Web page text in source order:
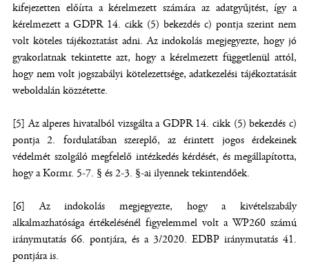
kifejezetten előírta a kérelmezett számára az adatgyűjtést, így a
kérelmezett a GDPR 14. cikk (5) bekezdés c) pontja szerint nem
volt köteles tájékoztatást adni. Az indokolás megjegyezte, hogy jó
gyakorlatnak tekintette azt, hogy a kérelmezett függetlenül attól,
hogy nem volt jogszabályi kötelezettsége, adatkezelési tájékoztatását
weboldalán közzétette.
[5] Az alperes hivatalból vizsgálta a GDPR 14. cikk (5) bekezdés c)
pontja 2. fordulatában szereplő, az érintett jogos érdekeinek
védelmét szolgáló megfelelő intézkedés kérdését, és megállapította,
hogy a Kormr. 5-7. § és 2-3. §-ai ilyennek tekintendőek.
[6] Az indokolás megjegyezte, hogy a kivételszabály
alkalmazhatósága értékelésénél figyelemmel volt a WP260 számú
iránymutatás 66. pontjára, és a 3/2020. EDBP iránymutatás 41.
pontjára is.